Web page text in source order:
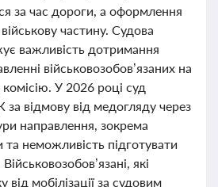
за час дороги, а оформлення
частину. Судова
важливість дотримання
військовозобов’язаних на
комісію. У 2026 році суд
відмову від медогляду через
направлення, зокрема
та неможливість підготувати
які
від мобілізації за судовим